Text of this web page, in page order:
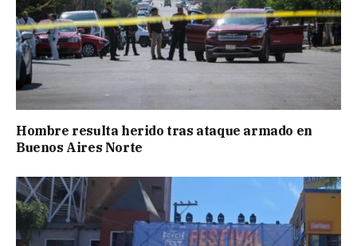
Hombre resulta herido tras ataque armado en
Buenos Aires Norte